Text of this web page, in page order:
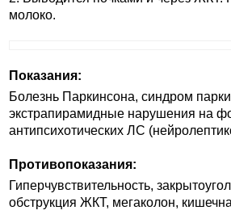
молоко.
Показания:
Болезнь Паркинсона, синдром
экстрапирамидные нарушения на
антипсихотических ЛС
Противопоказания:
Гиперчувствительность,
обструкция ЖКТ, мегаколон,